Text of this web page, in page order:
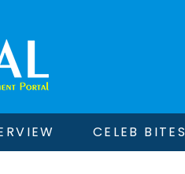
CELEB BITES